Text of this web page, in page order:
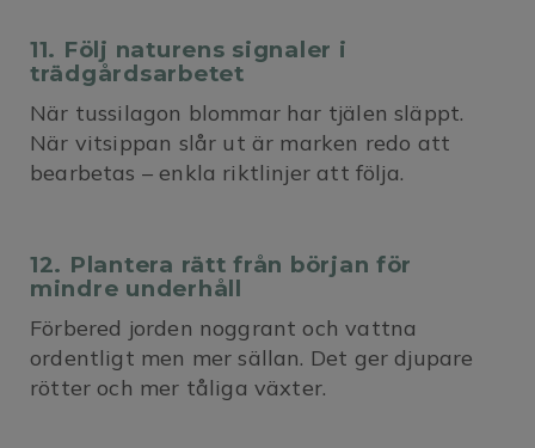
11. Följ naturens signaler i
trädgårdsarbetet
När tussilagon blommar har tjälen släppt.
När vitsippan slår ut är marken redo att
bearbetas – enkla riktlinjer att följa.
12. Plantera rätt från början för
mindre underhåll
Förbered jorden noggrant och vattna
ordentligt men mer sällan. Det ger djupare
rötter och mer tåliga växter.